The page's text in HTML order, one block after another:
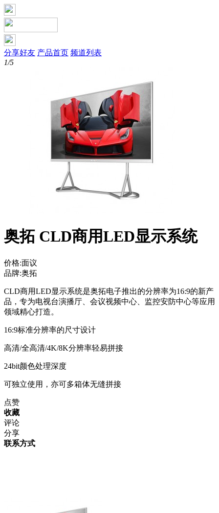
分享好友 产品首页 频道列表
1/5
奥拓 CLD商用LED显示系统
价格:面议
品牌:奥拓
CLD商用LED显示系统是奥拓电子推出的分辨率为16:9的新产
品，专为电视台演播厅、会议视频中心、监控安防中心等应用
领域精心打造。
16:9标准分辨率的尺寸设计
高清/全高清/4K/8K分辨率轻易拼接
24bit颜色处理深度
可独立使用，亦可多箱体无缝拼接
点赞
收藏
评论
分享
联系方式